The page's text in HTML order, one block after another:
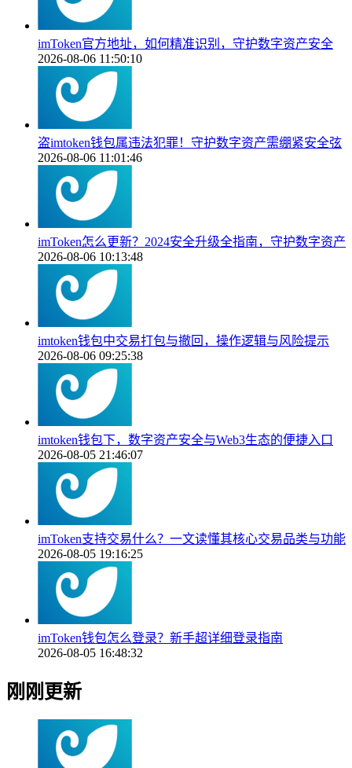
imToken官方地址，如何精准识别，守护数字资产安全
2026-08-06 11:50:10
盗imtoken钱包属违法犯罪！守护数字资产需绷紧安全弦
2026-08-06 11:01:46
imToken怎么更新？2024安全升级全指南，守护数字资产
2026-08-06 10:13:48
imtoken钱包中交易打包与撤回，操作逻辑与风险提示
2026-08-06 09:25:38
imtoken钱包下，数字资产安全与Web3生态的便捷入口
2026-08-05 21:46:07
imToken支持交易什么？一文读懂其核心交易品类与功能
2026-08-05 19:16:25
imToken钱包怎么登录？新手超详细登录指南
2026-08-05 16:48:32
刚刚更新